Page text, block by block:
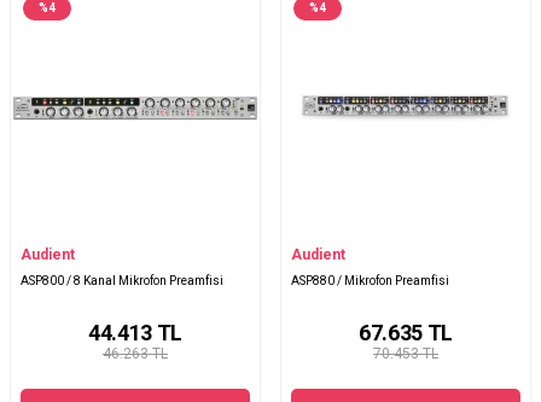
%4
Audient
ASP800 / 8 Kanal Mikrofon Preamfisi
46.263 TL
44.413TL
%4
Audient
ASP880 / Mikrofon Preamfisi
70.453 TL
67.635TL